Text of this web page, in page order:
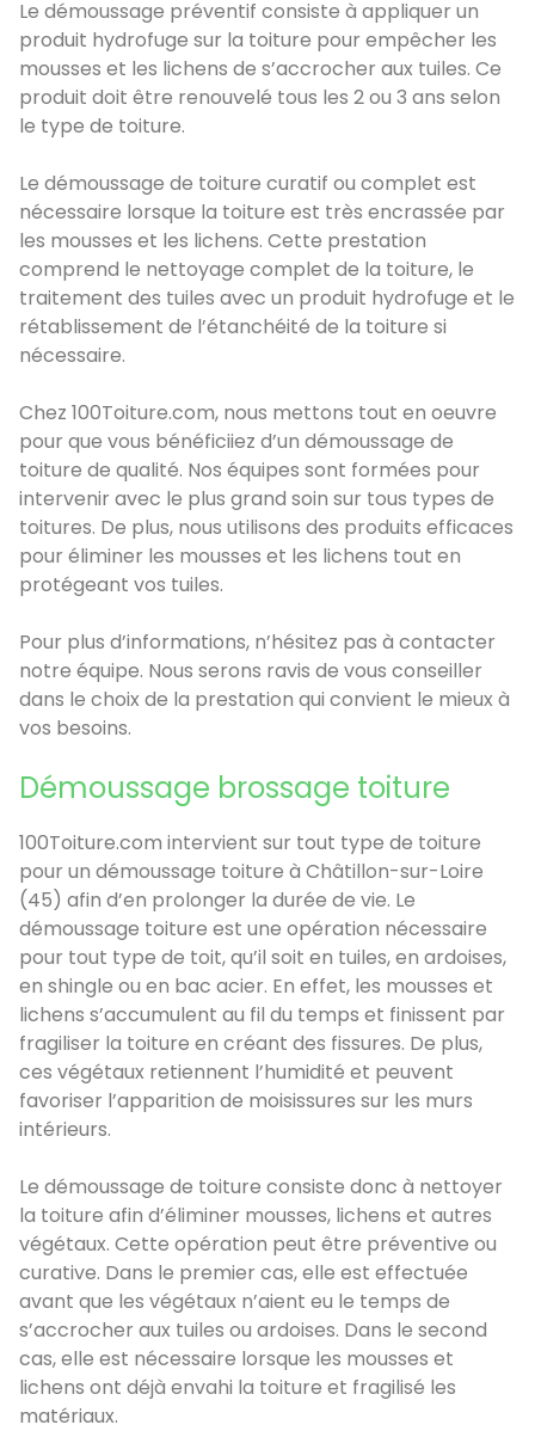
Le démoussage préventif consiste à appliquer un
produit hydrofuge sur la toiture pour empêcher les
mousses et les lichens de s’accrocher aux tuiles. Ce
produit doit être renouvelé tous les 2 ou 3 ans selon
le type de toiture.
Le démoussage de toiture curatif ou complet est
nécessaire lorsque la toiture est très encrassée par
les mousses et les lichens. Cette prestation
comprend le nettoyage complet de la toiture, le
traitement des tuiles avec un produit hydrofuge et le
rétablissement de l’étanchéité de la toiture si
nécessaire.
Chez 100Toiture.com, nous mettons tout en oeuvre
pour que vous bénéficiiez d’un démoussage de
toiture de qualité. Nos équipes sont formées pour
intervenir avec le plus grand soin sur tous types de
toitures. De plus, nous utilisons des produits efficaces
pour éliminer les mousses et les lichens tout en
protégeant vos tuiles.
Pour plus d’informations, n’hésitez pas à contacter
notre équipe. Nous serons ravis de vous conseiller
dans le choix de la prestation qui convient le mieux à
vos besoins.
Démoussage brossage toiture
100Toiture.com intervient sur tout type de toiture
pour un démoussage toiture à Châtillon-sur-Loire
(45) afin d’en prolonger la durée de vie. Le
démoussage toiture est une opération nécessaire
pour tout type de toit, qu’il soit en tuiles, en ardoises,
en shingle ou en bac acier. En effet, les mousses et
lichens s’accumulent au fil du temps et finissent par
fragiliser la toiture en créant des fissures. De plus,
ces végétaux retiennent l’humidité et peuvent
favoriser l’apparition de moisissures sur les murs
intérieurs.
Le démoussage de toiture consiste donc à nettoyer
la toiture afin d’éliminer mousses, lichens et autres
végétaux. Cette opération peut être préventive ou
curative. Dans le premier cas, elle est effectuée
avant que les végétaux n’aient eu le temps de
s’accrocher aux tuiles ou ardoises. Dans le second
cas, elle est nécessaire lorsque les mousses et
lichens ont déjà envahi la toiture et fragilisé les
matériaux.